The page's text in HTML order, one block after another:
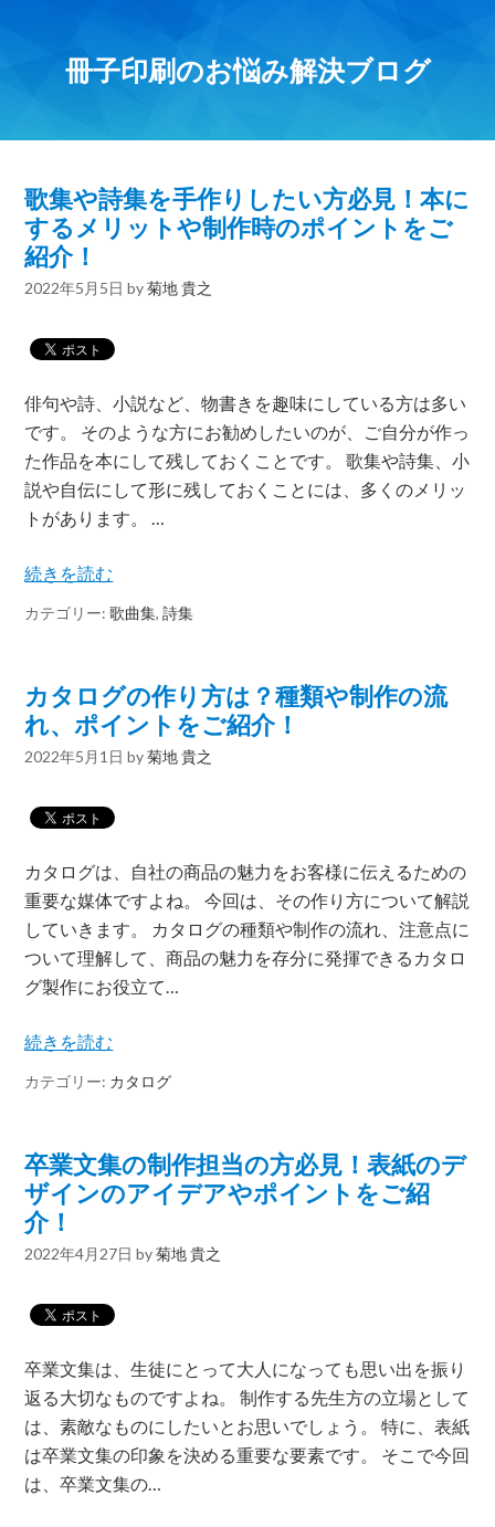
冊子印刷のお悩み解決ブログ
歌集や詩集を手作りしたい方必見！本に
するメリットや制作時のポイントをご
紹介！
2022年5月5日 by菊地 貴之
俳句や詩、小説など、物書きを趣味にしている方は多い
です。 そのような方にお勧めしたいのが、ご自分が作っ
た作品を本にして残しておくことです。 歌集や詩集、小
説や自伝にして形に残しておくことには、多くのメリッ
トがあります。 …
続きを読む
カテゴリー:歌曲集,詩集
カタログの作り方は？種類や制作の流
れ、ポイントをご紹介！
2022年5月1日 by菊地 貴之
カタログは、自社の商品の魅力をお客様に伝えるための
重要な媒体ですよね。 今回は、その作り方について解説
していきます。 カタログの種類や制作の流れ、注意点に
ついて理解して、商品の魅力を存分に発揮できるカタロ
グ製作にお役立て…
続きを読む
カテゴリー: カタログ
卒業文集の制作担当の方必見！表紙のデ
ザインのアイデアやポイントをご紹
介！
2022年4月27日 by菊地 貴之
卒業文集は、生徒にとって大人になっても思い出を振り
返る大切なものですよね。 制作する先生方の立場として
は、素敵なものにしたいとお思いでしょう。 特に、表紙
は卒業文集の印象を決める重要な要素です。 そこで今回
は、卒業文集の…